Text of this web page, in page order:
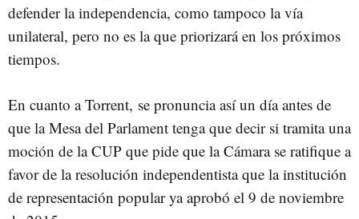
defender la independencia, como tampoco la vía
unilateral, pero no es la que priorizará en los próximos
tiempos.
En cuanto a Torrent, se pronuncia así un día antes de
que la Mesa del Parlament tenga que decir si tramita una
moción de la CUP que pide que la Cámara se ratifique a
favor de la resolución independentista que la institución
de representación popular ya aprobó el 9 de noviembre